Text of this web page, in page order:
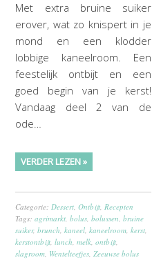
Met extra bruine suiker
erover, wat zo knispert in je
mond en een klodder
lobbige kaneelroom. Een
feestelijk ontbijt en een
goed begin van je kerst!
Vandaag deel 2 van de
ode…
VERDER LEZEN »
Categorie:Dessert,Ontbijt,Recepten
Tags:agrimarkt,bolus,bolussen,bruine
suiker,brunch,kaneel,kaneelroom,kerst,
kerstontbijt,lunch,melk,ontbijt,
slagroom, Wentelteefjes,Zeeuwse bolus